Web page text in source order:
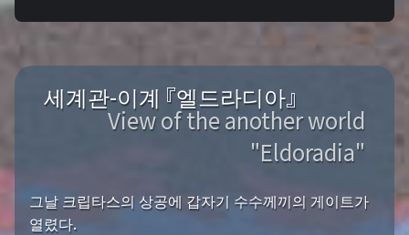
세계관-이계 『엘드라디아』
View of the another world
"Eldoradia"
그날 크립타스의 상공에 갑자기 수수께끼의 게이트가
열렸다.